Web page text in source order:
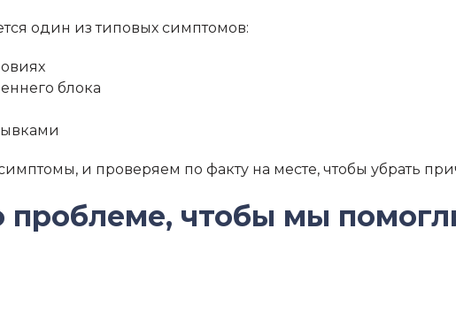
один из типовых симптомов:
блока
и проверяем по факту на месте, чтобы убрать
проблеме, чтобы мы